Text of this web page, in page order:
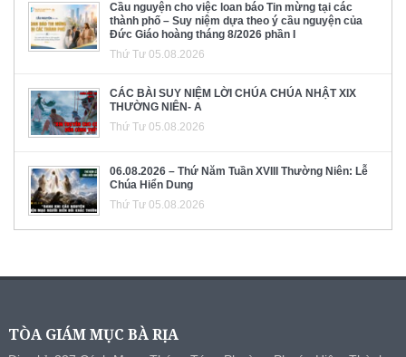
Cầu nguyện cho việc loan báo Tin mừng tại các
thành phố – Suy niệm dựa theo ý cầu nguyện của
Đức Giáo hoàng tháng 8/2026 phần I
Thứ Tư 05.08.2026
CÁC BÀI SUY NIỆM LỜI CHÚA CHÚA NHẬT XIX
THƯỜNG NIÊN- A
Thứ Tư 05.08.2026
06.08.2026 – Thứ Năm Tuần XVIII Thường Niên: Lễ
Chúa Hiển Dung
Thứ Tư 05.08.2026
TÒA GIÁM MỤC BÀ RỊA